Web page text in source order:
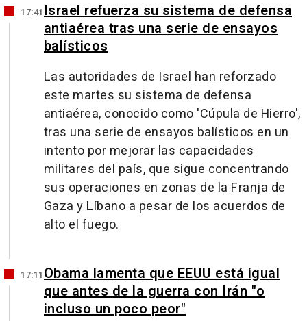
17:41Israel refuerza su sistema de defensa
antiaérea tras una serie de ensayos
balísticos
Las autoridades de Israel han reforzado
este martes su sistema de defensa
antiaérea, conocido como 'Cúpula de Hierro',
tras una serie de ensayos balísticos en un
intento por mejorar las capacidades
militares del país, que sigue concentrando
sus operaciones en zonas de la Franja de
Gaza y Líbano a pesar de los acuerdos de
alto el fuego.
17:11Obama lamenta que EEUU está igual
que antes de la guerra con Irán "o
incluso un poco peor"